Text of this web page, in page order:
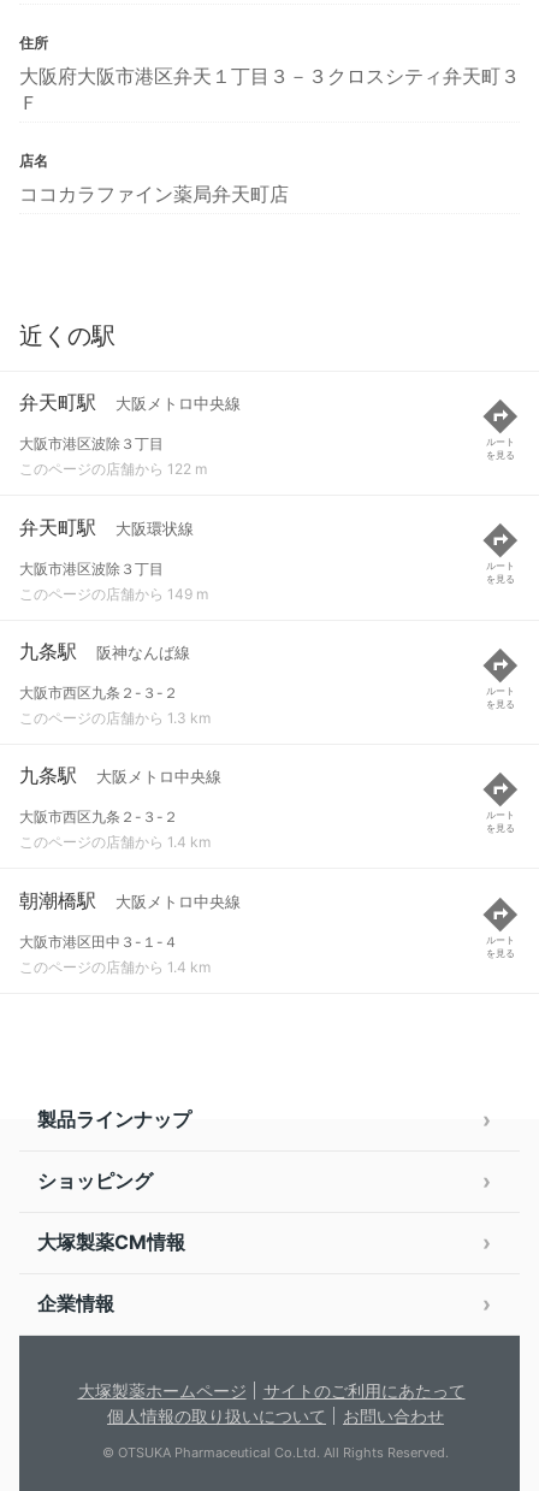
住所
大阪府大阪市港区弁天１丁目３－３クロスシティ弁天町３
Ｆ
店名
ココカラファイン薬局弁天町店
近くの駅
弁天町駅 大阪メトロ中央線
大阪市港区波除３丁目
このページの店舗から 122 m
ルート
を見る
弁天町駅 大阪環状線
大阪市港区波除３丁目
このページの店舗から 149 m
ルート
を見る
九条駅 阪神なんば線
大阪市西区九条２-３-２
このページの店舗から 1.3 km
ルート
を見る
九条駅 大阪メトロ中央線
大阪市西区九条２-３-２
このページの店舗から 1.4 km
ルート
を見る
朝潮橋駅 大阪メトロ中央線
大阪市港区田中３-１-４
このページの店舗から 1.4 km
ルート
を見る
製品ラインナップ
ショッピング
大塚製薬CM情報
企業情報
大塚製薬ホームページ
サイトのご利用にあたって
個人情報の取り扱いについて
お問い合わせ
© OTSUKA Pharmaceutical Co.Ltd. All Rights Reserved.